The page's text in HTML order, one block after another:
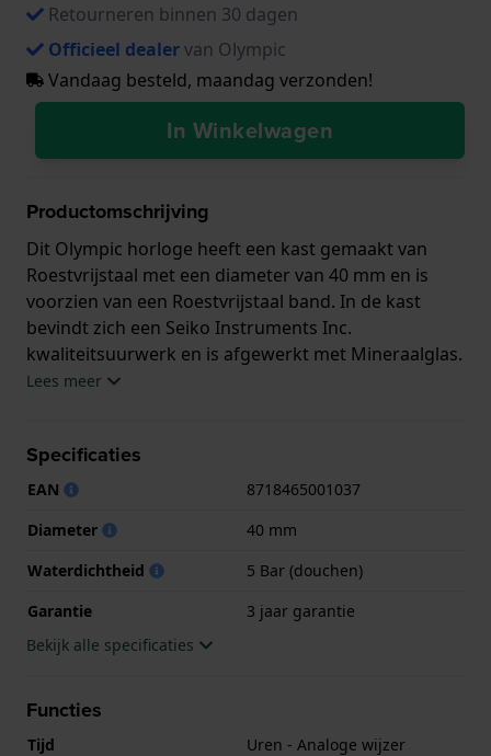
Retourneren binnen 30 dagen
Officieel dealervan Olympic
Vandaag besteld, maandag verzonden!
In Winkelwagen
Productomschrijving
Dit Olympic horloge heeft een kast gemaakt van
Roestvrijstaal met een diameter van 40 mm en is
voorzien van een Roestvrijstaal band. In de kast
bevindt zich een Seiko Instruments Inc.
kwaliteitsuurwerk en is afgewerkt met Mineraalglas.
horloge geleverd met 3 jaar garantie.
Lees meer
Specificaties
EAN
8718465001037
Diameter
40 mm
Waterdichtheid
5 Bar (douchen)
Garantie
3 jaar garantie
Bekijk alle specificaties
Functies
Tijd
Uren - Analoge wijzer